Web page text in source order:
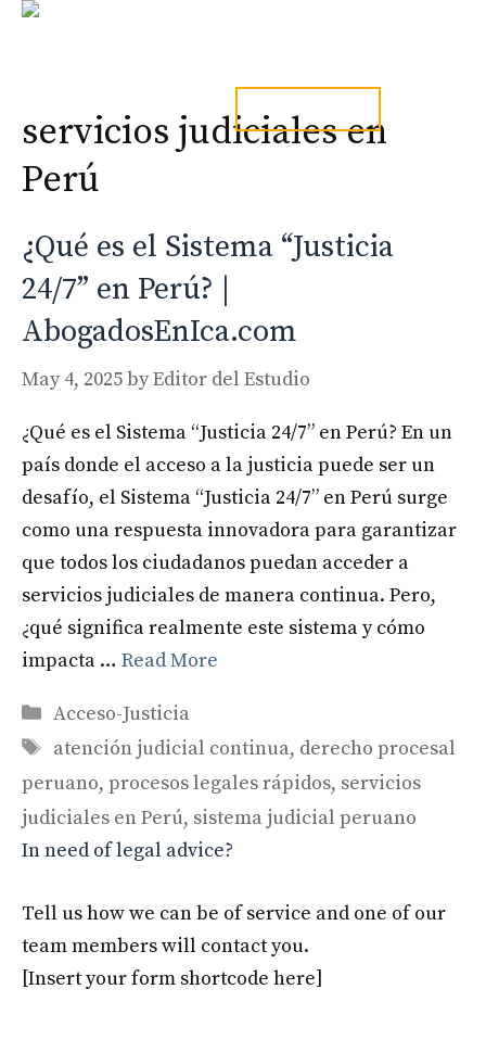
Skip
servicios judiciales en
Perú
¿Qué es el Sistema “Justicia
24/7” en Perú? |
AbogadosEnIca.com
May 4, 2025byEditor del Estudio
¿Qué es el Sistema “Justicia 24/7” en Perú? En un
país donde el acceso a la justicia puede ser un
desafío, el Sistema “Justicia 24/7” en Perú surge
como una respuesta innovadora para garantizar
que todos los ciudadanos puedan acceder a
servicios judiciales de manera continua. Pero,
¿qué significa realmente este sistema y cómo
impacta … Read More
Categories
Acceso-Justicia
Tags
atención judicial continua, derecho procesal
peruano, procesos legales rápidos, servicios
judiciales en Perú, sistema judicial peruano
In need of legal advice?
Tell us how we can be of service and one of our
team members will contact you.
[Insert your form shortcode here]